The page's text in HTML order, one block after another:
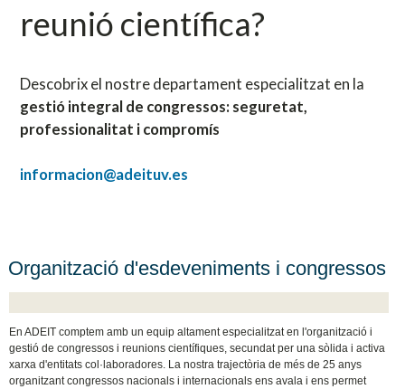
reunió científica?
Descobrix el nostre departament especialitzat en la
gestió integral de congressos: seguretat,
professionalitat i compromís
informacion@adeituv.es
Organització d'esdeveniments i congressos
En ADEIT comptem amb un equip altament especialitzat en l'organització i
gestió de congressos i reunions científiques, secundat per una sòlida i activa
xarxa d'entitats col·laboradores. La nostra trajectòria de més de 25 anys
organitzant congressos nacionals i internacionals ens avala i ens permet